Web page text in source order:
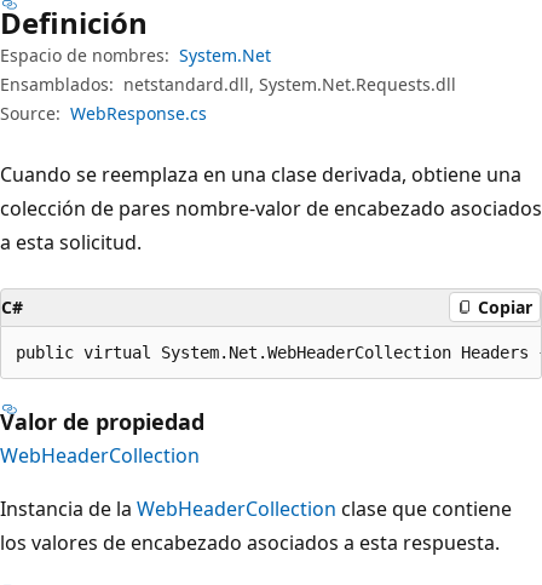
Definición
Espacio de nombres: System.Net
Ensamblados: netstandard.dll, System.Net.Requests.dll
Source: WebResponse.cs
Cuando se reemplaza en una clase derivada, obtiene una
colección de pares nombre-valor de encabezado asociados
a esta solicitud.
C# Copiar
public virtual System.Net.WebHeaderCollection
Valor de propiedad
WebHeaderCollection
Instancia de la WebHeaderCollection clase que contiene
los valores de encabezado asociados a esta respuesta.